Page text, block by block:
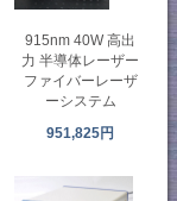
915nm 40W 高出
力 半導体レーザー
ファイバーレーザ
ーシステム
951,825円